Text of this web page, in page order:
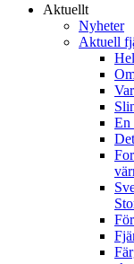
Aktuellt
Nyheter
Aktuell
En